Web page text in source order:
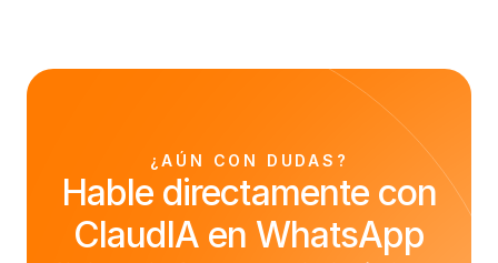
¿AÚN CON DUDAS?
Hable directamente con
ClaudIA en WhatsApp